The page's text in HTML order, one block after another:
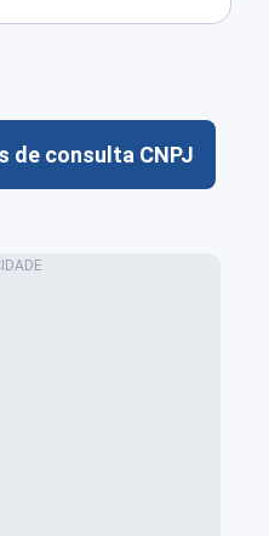
de consulta CNPJ